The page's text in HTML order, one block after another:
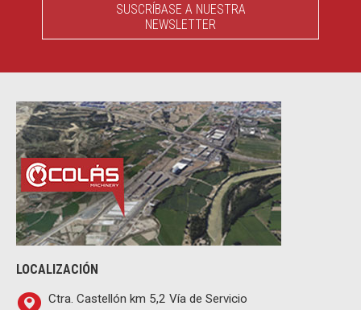
SUSCRÍBASE A NUESTRA
NEWSLETTER
LOCALIZACIÓN
Ctra. Castellón km 5,2 Vía de Servicio